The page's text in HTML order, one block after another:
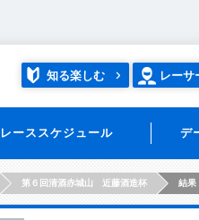
知る楽しむ レーサ
レーススケジュール デ
第６回清酒赤城山 近藤酒造杯 結果